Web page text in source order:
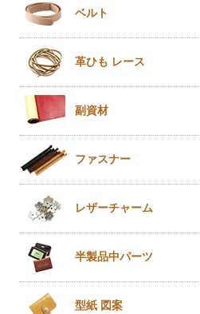
ベルト
革ひも レース
副資材
ファスナー
レザーチャーム
半製品中パーツ
型紙 図案